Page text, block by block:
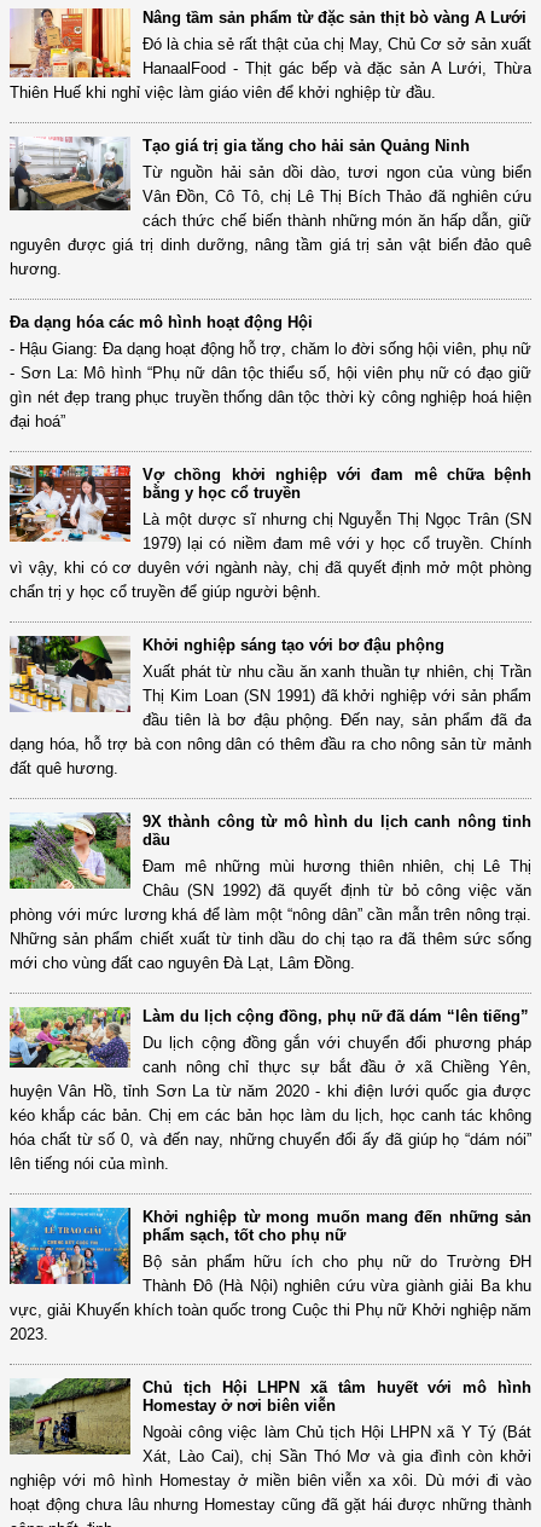
Nâng tầm sản phẩm từ đặc sản thịt bò vàng A Lưới
Đó là chia sẻ rất thật của chị May, Chủ Cơ sở sản xuất
HanaalFood - Thịt gác bếp và đặc sản A Lưới, Thừa
Thiên Huế khi nghỉ việc làm giáo viên để khởi nghiệp từ đầu.
Tạo giá trị gia tăng cho hải sản Quảng Ninh
Từ nguồn hải sản dồi dào, tươi ngon của vùng biển
Vân Đồn, Cô Tô, chị Lê Thị Bích Thảo đã nghiên cứu
cách thức chế biến thành những món ăn hấp dẫn, giữ
nguyên được giá trị dinh dưỡng, nâng tầm giá trị sản vật biển đảo quê
hương.
Đa dạng hóa các mô hình hoạt động Hội
- Hậu Giang: Đa dạng hoạt động hỗ trợ, chăm lo đời sống hội viên, phụ nữ
- Sơn La: Mô hình “Phụ nữ dân tộc thiểu số, hội viên phụ nữ có đạo giữ
gìn nét đẹp trang phục truyền thống dân tộc thời kỳ công nghiệp hoá hiện
đại hoá”
Vợ chồng khởi nghiệp với đam mê chữa bệnh
bằng y học cổ truyền
Là một dược sĩ nhưng chị Nguyễn Thị Ngọc Trân (SN
1979) lại có niềm đam mê với y học cổ truyền. Chính
vì vậy, khi có cơ duyên với ngành này, chị đã quyết định mở một phòng
chẩn trị y học cổ truyền để giúp người bệnh.
Khởi nghiệp sáng tạo với bơ đậu phộng
Xuất phát từ nhu cầu ăn xanh thuần tự nhiên, chị Trần
Thị Kim Loan (SN 1991) đã khởi nghiệp với sản phẩm
đầu tiên là bơ đậu phộng. Đến nay, sản phẩm đã đa
dạng hóa, hỗ trợ bà con nông dân có thêm đầu ra cho nông sản từ mảnh
đất quê hương.
9X thành công từ mô hình du lịch canh nông tinh
dầu
Đam mê những mùi hương thiên nhiên, chị Lê Thị
Châu (SN 1992) đã quyết định từ bỏ công việc văn
phòng với mức lương khá để làm một “nông dân” cần mẫn trên nông trại.
Những sản phẩm chiết xuất từ tinh dầu do chị tạo ra đã thêm sức sống
mới cho vùng đất cao nguyên Đà Lạt, Lâm Đồng.
Làm du lịch cộng đồng, phụ nữ đã dám “lên tiếng”
Du lịch cộng đồng gắn với chuyển đổi phương pháp
canh nông chỉ thực sự bắt đầu ở xã Chiềng Yên,
huyện Vân Hồ, tỉnh Sơn La từ năm 2020 - khi điện lưới quốc gia được
kéo khắp các bản. Chị em các bản học làm du lịch, học canh tác không
hóa chất từ số 0, và đến nay, những chuyển đổi ấy đã giúp họ “dám nói”
lên tiếng nói của mình.
Khởi nghiệp từ mong muốn mang đến những sản
phẩm sạch, tốt cho phụ nữ
Bộ sản phẩm hữu ích cho phụ nữ do Trường ĐH
Thành Đô (Hà Nội) nghiên cứu vừa giành giải Ba khu
vực, giải Khuyến khích toàn quốc trong Cuộc thi Phụ nữ Khởi nghiệp năm
2023.
Chủ tịch Hội LHPN xã tâm huyết với mô hình
Homestay ở nơi biên viễn
Ngoài công việc làm Chủ tịch Hội LHPN xã Y Tý (Bát
Xát, Lào Cai), chị Sần Thó Mơ và gia đình còn khởi
nghiệp với mô hình Homestay ở miền biên viễn xa xôi. Dù mới đi vào
hoạt động chưa lâu nhưng Homestay cũng đã gặt hái được những thành